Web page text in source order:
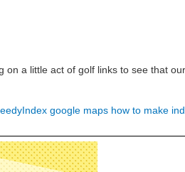
a little act of golf links to see that
google maps how to make